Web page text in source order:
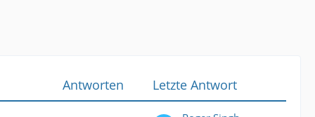
Antworten
Letzte Antwort